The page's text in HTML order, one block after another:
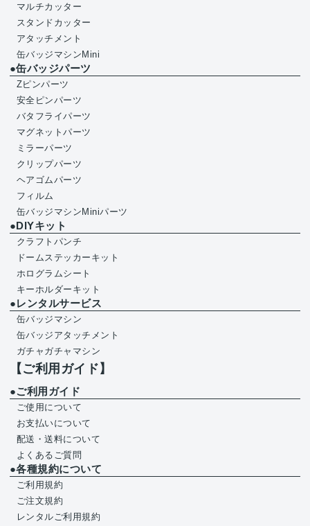
マルチカッター
スタンドカッター
アタッチメント
缶バッジマシンMini
●缶バッジパーツ
Zピンパーツ
安全ピンパーツ
バタフライパーツ
マグネットパーツ
ミラーパーツ
クリップパーツ
ヘアゴムパーツ
フィルム
缶バッジマシンMiniパーツ
●DIYキット
クラフトパンチ
ドームステッカーキット
ホログラムシート
キーホルダーキット
●レンタルサービス
缶バッジマシン
缶バッジアタッチメント
ガチャガチャマシン
【ご利用ガイド】
●ご利用ガイド
ご使用について
お支払いについて
配送・送料について
よくあるご質問
●各種規約について
ご利用規約
ご注文規約
レンタルご利用規約